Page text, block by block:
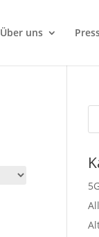
Über uns